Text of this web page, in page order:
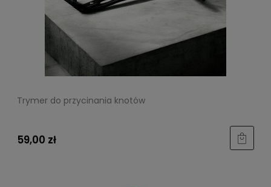
Trymer do przycinania knotów
59,00 zł